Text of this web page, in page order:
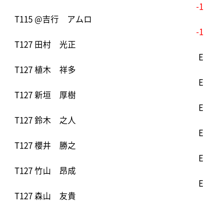
-1
T115 @吉行 アムロ
-1
T127 田村 光正
E
T127 植木 祥多
E
T127 新垣 厚樹
E
T127 鈴木 之人
E
T127 櫻井 勝之
E
T127 竹山 昂成
E
T127 森山 友貴